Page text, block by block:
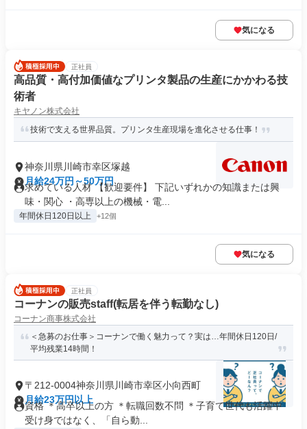
気になる
正社員
高品質・高付加価値なプリンタ製品の生産にかかわる技
術者
キヤノン株式会社
技術で支える世界品質。プリンタ生産現場を進化させる仕事！
神奈川県川崎市幸区塚越
月給24万円～50万円
求めている人材 【歓迎要件】 下記いずれかの知識または興
味・関心 ・高専以上の機械・電...
年間休日120日以上 +12個
気になる
正社員
コーナンの販売staff(転居を伴う転勤なし)
コーナン商事株式会社
＜急募のお仕事＞コーナンで働く魅力って？実は…年間休日120日/
平均残業14時間！
〒212-0004神奈川県川崎市幸区小向西町
月給23万円以上
資格 ＊高卒以上の方 ＊転職回数不問 ＊子育て世代も活躍中
受け身ではなく、「自ら動...